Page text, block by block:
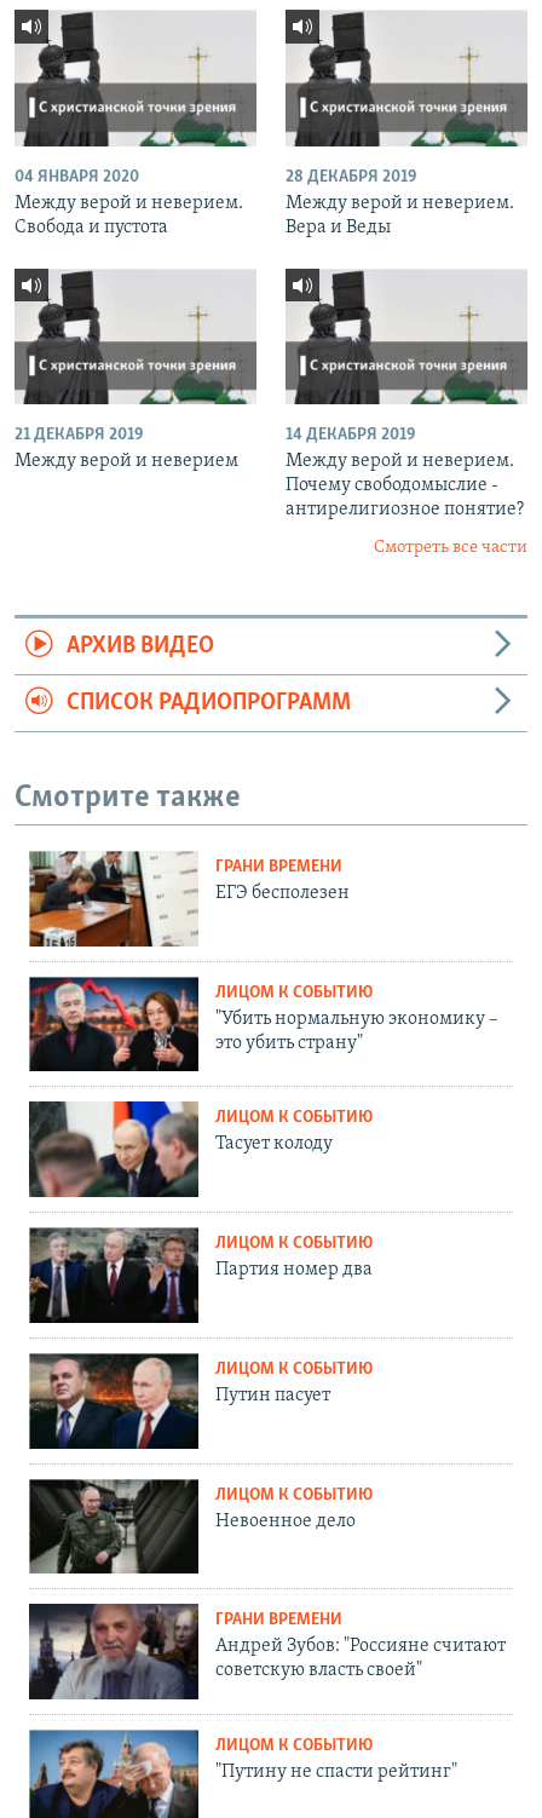
04 ЯНВАРЯ 2020
Между верой и неверием.
Свобода и пустота
28 ДЕКАБРЯ 2019
Между верой и неверием.
Вера и Веды
21 ДЕКАБРЯ 2019
Между верой и неверием
14 ДЕКАБРЯ 2019
Между верой и неверием.
Почему свободомыслие -
антирелигиозное понятие?
Смотреть все части
АРХИВ ВИДЕО
СПИСОК РАДИОПРОГРАММ
Смотрите также
ГРАНИ ВРЕМЕНИ
ЕГЭ бесполезен
ЛИЦОМ К СОБЫТИЮ
"Убить нормальную экономику –
это убить страну"
ЛИЦОМ К СОБЫТИЮ
Тасует колоду
ЛИЦОМ К СОБЫТИЮ
Партия номер два
ЛИЦОМ К СОБЫТИЮ
Путин пасует
ЛИЦОМ К СОБЫТИЮ
Невоенное дело
ГРАНИ ВРЕМЕНИ
Андрей Зубов: "Россияне считают
советскую власть своей"
ЛИЦОМ К СОБЫТИЮ
"Путину не спасти рейтинг"